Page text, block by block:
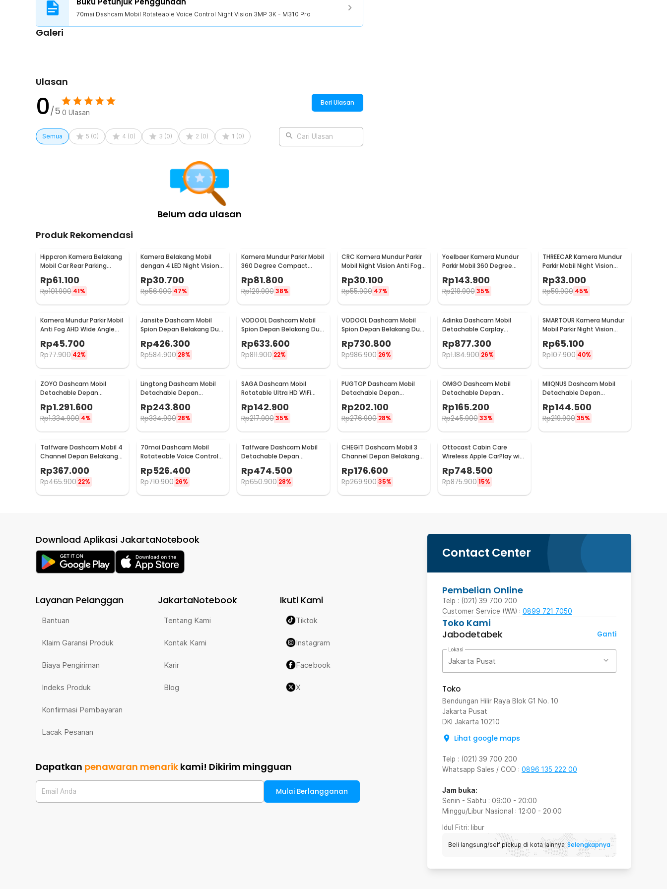
1 x Adhesive Sticker
1 x Panduan Penggunaan
70mai Dashcam Mobil Rotateable Voice Control Night Vision 3MP 3K - M310 Pro
Galeri
Ulasan
0/5 0 Ulasan
Beri Ulasan
Semua 5 (0) 4 (0) 3 (0) 2 (0) 1 (0) Cari Ulasan
Belum ada ulasan
Produk Rekomendasi
Hippcron Kamera Belakang
Mobil Car Rear Parking
Camera Waterproof 12V -
CCD
Rp61.100
Rp101.900 41%
Kamera Belakang Mobil
dengan 4 LED Night Vision
Wide Angle Waterproof -
TY001
Rp30.700
Rp56.900 47%
Kamera Mundur Parkir Mobil
360 Degree Compact
480TVL IP68 - W360
Rp81.800
Rp129.900 38%
CRC Kamera Mundur Parkir
Mobil Night Vision Anti Fog
488p 8 LED IP68 - S861
Rp30.100
Rp55.900 47%
Yoelbaer Kamera Mundur
Parkir Mobil 360 Degree
582p Waterproof - GB-412
Rp143.900
Rp218.900 35%
THREECAR Kamera Mundur
Parkir Mobil Night Vision
488p 12 LED IP68 - S12
Rp33.000
Rp59.900 45%
Kamera Mundur Parkir Mobil
Anti Fog AHD Wide Angle
Rp45.700
Rp77.900 42%
Jansite Dashcam Mobil
Spion Depan Belakang Dual
Camera DVR 1080p - T29S
Rp426.300
Rp584.900 28%
VODOOL Dashcam Mobil
Spion Depan Belakang Dual
Camera GPS WiFi HDR 2K -
V10
Rp633.600
Rp811.900 22%
VODOOL Dashcam Mobil
Spion Depan Belakang Dual
Camera GPS WIFI 1080p -
V101
Rp730.800
Rp986.900 26%
Adinka Dashcam Mobil
Detachable Carplay
Android Auto Dual Camera
4K - D1026-DA
Rp877.300
Rp1.184.900 26%
SMARTOUR Kamera Mundur
Mobil Parkir Night Vision
Wide Angle 488p IP67 -
PC1030
Rp65.100
Rp107.900 40%
ZOYO Dashcam Mobil
Detachable Depan
Belakang Dual Camera
1080p - ZY-10
Rp1.291.600
Rp1.334.900 4%
Lingtong Dashcam Mobil
Detachable Depan
Belakang Dual Camera
1080p - 2247
Rp243.800
Rp334.900 28%
SAGA Dashcam Mobil
Rotatable Ultra HD WiFi
Rp142.900
Rp217.900 35%
PUGTOP Dashcam Mobil
Detachable Depan
960p - PG32
Rp202.100
Rp276.900 28%
OMGO Dashcam Mobil
Detachable Depan
Belakang Triple Camera
3in1 1080p - MG11
Rp165.200
Rp245.900 33%
MIIQNUS Dashcam Mobil
Detachable Depan
1080p - MQ20
Rp144.500
Rp219.90035%
Taffware Dashcam Mobil 4
Channel Depan Belakang
Samping WIFI 1080p - MQ60
Rp367.000
Rp465.900 22%
70mai Dashcam Mobil
Rotateable Voice Control
Night Vision 3MP 2K - M310
Pro
Rp526.400
Rp710.900 26%
Taffware Dashcam Mobil
Detachable Depan
4K - V22B
Rp474.500
Rp650.900 28%
CHEGIT Dashcam Mobil 3
Channel Depan Belakang
Parking WiFi 24H 1080P -
X94
Rp176.600
Rp269.90035%
Ottocast Cabin Care
Wireless Apple CarPlay with
Camera USB 1080P -
CA520-T
Rp748.500
Rp875.900 15%
Contact Center
Pembelian Online
Telp : (021) 39 700 200
Customer Service (WA) : 0899 721 7050
Toko Kami
Jabodetabek
Ganti
Lokasi
Jakarta Pusat
Toko
Bendungan Hilir Raya Blok G1 No. 10
Jakarta Pusat
DKI Jakarta 10210
Lihat google maps
Telp : (021) 39 700 200
Whatsapp Sales / COD : 0896 135 222 00
Jam buka:
Senin - Sabtu : 09:00 - 20:00
Minggu/Libur Nasional : 12:00 - 20:00
Idul Fitri: libur
Beli langsung/self pickup di kota lainnya Selengkapnya
Download Aplikasi JakartaNotebook
Layanan Pelanggan
Bantuan
Klaim Garansi Produk
Biaya Pengiriman
Indeks Produk
Konfirmasi Pembayaran
Lacak Pesanan
JakartaNotebook
Tentang Kami
Kontak Kami
Karir
Blog
Ikuti Kami
Tiktok
Instagram
Facebook
X
Dapatkan penawaran menarik kami! Dikirim mingguan
Email Anda Mulai Berlangganan